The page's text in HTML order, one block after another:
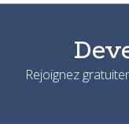
Rejoignez